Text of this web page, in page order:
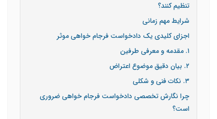
تنظیم کنند؟
شرایط مهم زمانی
اجزای کلیدی یک دادخواست فرجام خواهی موثر
۱. مقدمه و معرفی طرفین
۲. بیان دقیق موضوع اعتراض
۳. نکات فنی و شکلی
چرا نگارش تخصصی دادخواست فرجام خواهی ضروری
است؟